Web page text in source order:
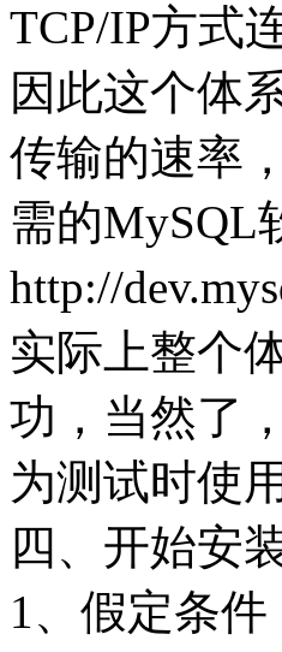
TCP/IP方式
因此这个体
传输的速率
需的MySQL
http://
实际上整个
功，当然了
为测试时使用
四、开始安
1、假定条件